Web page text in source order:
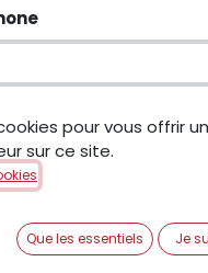
pour vous offrir
sur ce site.
Que les essentiels Je